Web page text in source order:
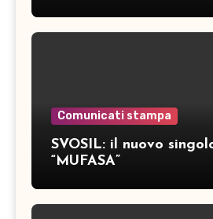
Comunicati stampa
SVOSIL: il nuovo
“MUFASA”